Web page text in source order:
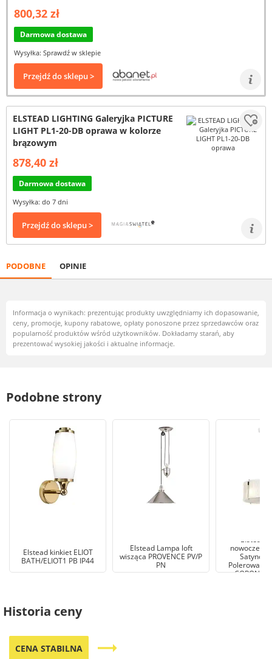
800,32 zł
Darmowa dostawa
Wysyłka: Sprawdź w sklepie
Przejdź do sklepu >
ELSTEAD LIGHTING Galeryjka PICTURE
LIGHT PL1-20-DB oprawa w kolorze
brązowym
878,40 zł
Darmowa dostawa
Wysyłka: do 7 dni
Przejdź do sklepu >
PODOBNE OPINIE
Informacja o wynikach: prezentując produkty uwzględniamy ich dopasowanie,
ceny, promocje, kupony rabatowe, opłaty ponoszone przez sprzedawców oraz
popularność produktów wśród użytkowników. Dokładamy starań, aby
prezentować wysokiej jakości i aktualne informacje.
Podobne strony
Elstead kinkiet ELIOT
BATH/ELIOT1 PB IP44
Elstead Lampa loft
wisząca PROVENCE PV/P
PN
Elstead
Polerowany
CORONA-
Historia ceny
CENA STABILNA trending_flat